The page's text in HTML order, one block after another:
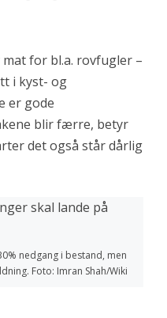
for bl.a. rovfugler –
i kyst- og
er gode
blir færre, betyr
det også står dårlig
nedgang i bestand, men
Foto: Imran Shah/Wiki